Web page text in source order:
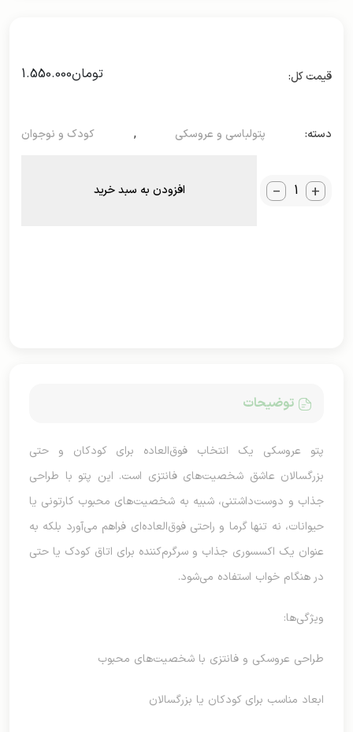
تومان1.550.000
دسته: پتولباسی و عروسکی , کودک و نوجوان
_ + افزودن به سبد خرید
توضیحات
پتو عروسکی یک انتخاب فوق‌العاده برای کودکان و حتی
بزرگسالان عاشق شخصیت‌های فانتزی است. این پتو با طراحی
جذاب و دوست‌داشتنی، شبیه به شخصیت‌های محبوب کارتونی یا
حیوانات، نه تنها گرما و راحتی فوق‌العاده‌ای فراهم می‌آورد بلکه به
عنوان یک اکسسوری جذاب و سرگرم‌کننده برای اتاق کودک یا حتی
در هنگام خواب استفاده می‌شود.
ویژگی‌ها:
طراحی عروسکی و فانتزی با شخصیت‌های محبوب
ابعاد مناسب برای کودکان یا بزرگسالان